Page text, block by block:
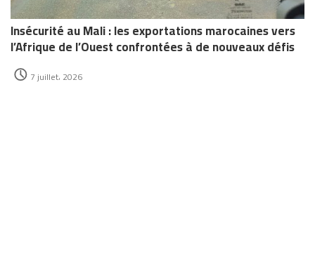
Insécurité au Mali : les exportations marocaines vers
l’Afrique de l’Ouest confrontées à de nouveaux défis
7 juillet، 2026